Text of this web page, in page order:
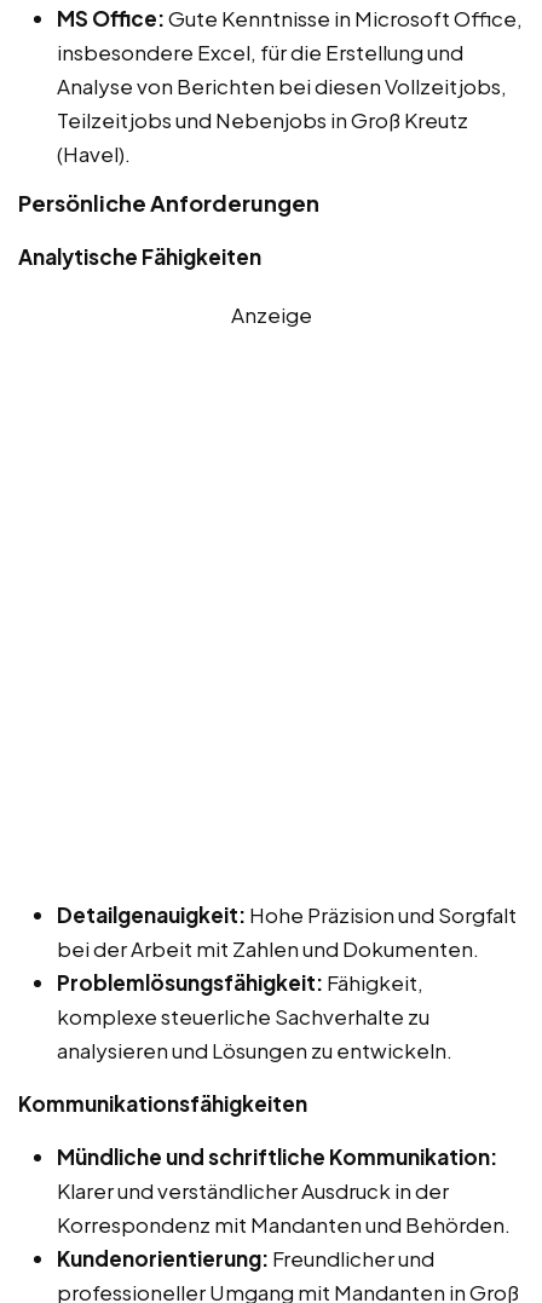
MS Office:Gute Kenntnisse in Microsoft Office,
insbesondere Excel, für die Erstellung und
Analyse von Berichten bei diesen Vollzeitjobs,
Teilzeitjobs und Nebenjobs in Groß Kreutz
(Havel).
Persönliche Anforderungen
Analytische Fähigkeiten
Anzeige
Detailgenauigkeit: Hohe Präzision und Sorgfalt
bei der Arbeit mit Zahlen und Dokumenten.
Problemlösungsfähigkeit: Fähigkeit,
komplexe steuerliche Sachverhalte zu
analysieren und Lösungen zu entwickeln.
Kommunikationsfähigkeiten
Mündliche und schriftliche Kommunikation:
Klarer und verständlicher Ausdruck in der
Korrespondenz mit Mandanten und Behörden.
Kundenorientierung: Freundlicher und
professioneller Umgang mit Mandanten in Groß